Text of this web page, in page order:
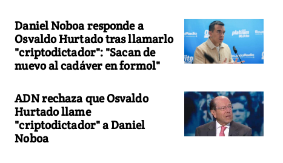
Daniel Noboa responde a
Osvaldo Hurtado tras llamarlo
"criptodictador": "Sacan de
nuevo al cadáver en formol"
ADN rechaza que Osvaldo
Hurtado llame
"criptodictador" a Daniel
Noboa